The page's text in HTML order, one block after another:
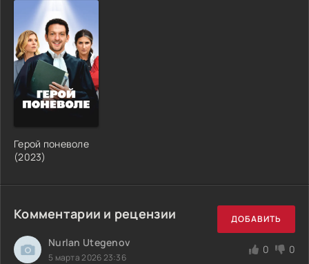
Герой поневоле
(2023)
Комментарии и рецензии ДОБАВИТЬ
Nurlan Utegenov
5 марта 2026 23:36
0 0